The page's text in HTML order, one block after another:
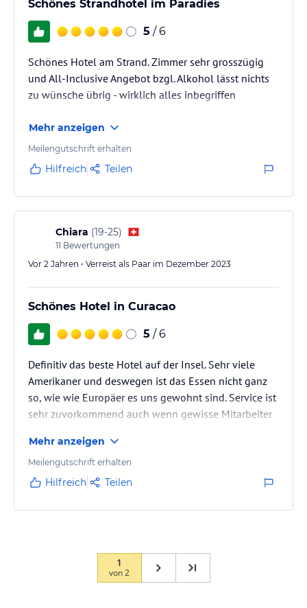
Schönes Strandhotel im Paradies
5 / 6
Schönes Hotel am Strand. Zimmer sehr grosszügig
und All-Inclusive Angebot bzgl. Alkohol lässt nichts
zu wünsche übrig - wirklich alles inbegriffen
Mehr anzeigen
Meilengutschrift erhalten
Hilfreich Teilen
Chiara (19-25)
11 Bewertungen
Vor 2 Jahren • Verreist als Paar im Dezember 2023
Schönes Hotel in Curacao
5 / 6
Definitiv das beste Hotel auf der Insel. Sehr viele
Amerikaner und deswegen ist das Essen nicht ganz
so, wie wie Europäer es uns gewohnt sind. Service ist
sehr zuvorkommend auch wenn gewisse Mitarbeiter
alles sehr sauber
Mehr anzeigen
Meilengutschrift erhalten
Hilfreich Teilen
1
von2